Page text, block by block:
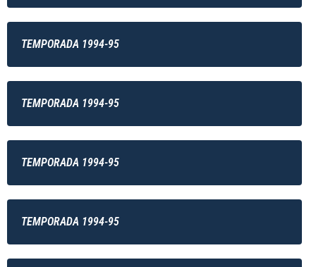
TEMPORADA 1994-95
TEMPORADA 1994-95
TEMPORADA 1994-95
TEMPORADA 1994-95